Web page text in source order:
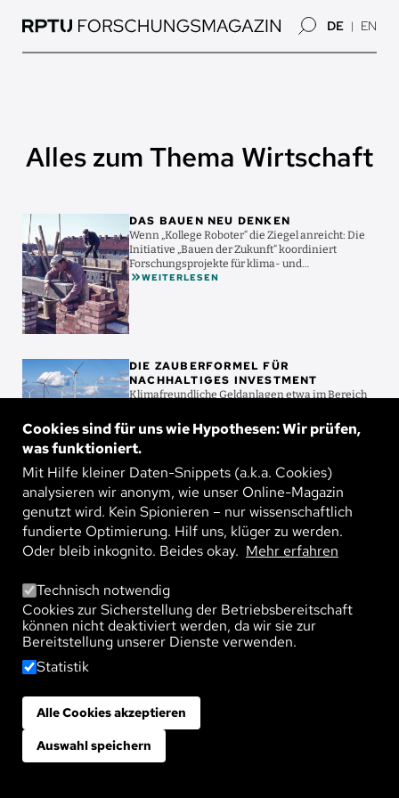
zum
DE EN
Alles zum Thema Wirtschaft
Bild DAS BAUEN NEU DENKEN
Wenn „Kollege Roboter“ die Ziegel anreicht: Die
Initiative „Bauen der Zukunft“ koordiniert
Forschungsprojekte für klima- und
ressourcenschonenderes ...
WEITERLESEN
Bild
DIE ZAUBERFORMEL FÜR
NACHHALTIGES INVESTMENT
Klimafreundliche Geldanlagen etwa im Bereich
Modellen besser machen, daran arbeitet der
Finanzmathematiker ...
WEITERLESEN
Bild PRODUZIEREN IM TAKT DER ENERGIE
Joghurt, Medikamente, spezielle Lacke: Viele
Produkte entstehen in mehrstufigen und fein
abgestimmten Schritten – sogenannten
Bild
schon kleinste Abweichungen können gefährlich
werden. Deep Learning, eine Methode der
Künstlichen ...
WEITERLESEN
Cookies sind für uns wie Hypothesen: Wir prüfen,
was funktioniert.
Mit Hilfe kleiner Daten-Snippets (a.k.a. Cookies)
analysieren wir anonym, wie unser Online-Magazin
genutzt wird. Kein Spionieren – nur wissenschaftlich
fundierte Optimierung. Hilf uns, klüger zu werden.
Oder bleib inkognito. Beides okay. Mehr erfahren
Technisch notwendig
Cookies zur Sicherstellung der Betriebsbereitschaft
können nicht deaktiviert werden, da wir sie zur
Bereitstellung unserer Dienste verwenden.
Statistik
Alle Cookies akzeptieren
Auswahl speichern
Zustimmung zurückziehen